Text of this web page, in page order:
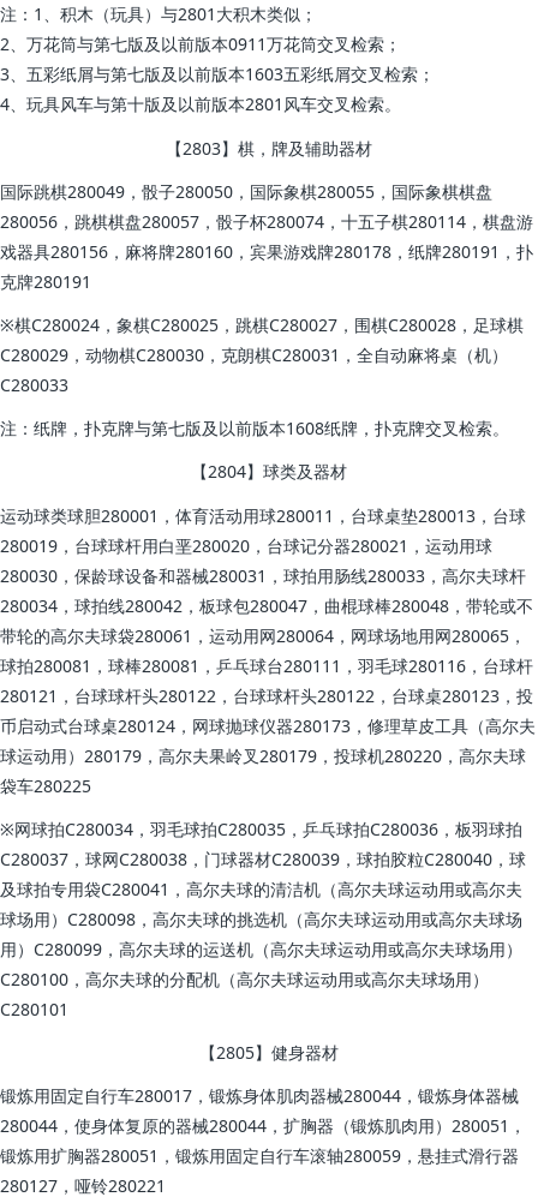
注：1、积木（玩具）与2801大积木类似；
2、万花筒与第七版及以前版本0911万花筒交叉检索；
3、五彩纸屑与第七版及以前版本1603五彩纸屑交叉检索；
4、玩具风车与第十版及以前版本2801风车交叉检索。
【2803】棋，牌及辅助器材
国际跳棋280049，骰子280050，国际象棋280055，国际象棋棋盘
280056，跳棋棋盘280057，骰子杯280074，十五子棋280114，棋盘游
戏器具280156，麻将牌280160，宾果游戏牌280178，纸牌280191，扑
克牌280191
※棋C280024，象棋C280025，跳棋C280027，围棋C280028，足球棋
C280029，动物棋C280030，克朗棋C280031，全自动麻将桌（机）
C280033
注：纸牌，扑克牌与第七版及以前版本1608纸牌，扑克牌交叉检索。
【2804】球类及器材
运动球类球胆280001，体育活动用球280011，台球桌垫280013，台球
280019，台球球杆用白垩280020，台球记分器280021，运动用球
280030，保龄球设备和器械280031，球拍用肠线280033，高尔夫球杆
280034，球拍线280042，板球包280047，曲棍球棒280048，带轮或不
带轮的高尔夫球袋280061，运动用网280064，网球场地用网280065，
球拍280081，球棒280081，乒乓球台280111，羽毛球280116，台球杆
280121，台球球杆头280122，台球球杆头280122，台球桌280123，投
币启动式台球桌280124，网球抛球仪器280173，修理草皮工具（高尔夫
球运动用）280179，高尔夫果岭叉280179，投球机280220，高尔夫球
袋车280225
※网球拍C280034，羽毛球拍C280035，乒乓球拍C280036，板羽球拍
C280037，球网C280038，门球器材C280039，球拍胶粒C280040，球
及球拍专用袋C280041，高尔夫球的清洁机（高尔夫球运动用或高尔夫
球场用）C280098，高尔夫球的挑选机（高尔夫球运动用或高尔夫球场
用）C280099，高尔夫球的运送机（高尔夫球运动用或高尔夫球场用）
C280100，高尔夫球的分配机（高尔夫球运动用或高尔夫球场用）
C280101
【2805】健身器材
锻炼用固定自行车280017，锻炼身体肌肉器械280044，锻炼身体器械
280044，使身体复原的器械280044，扩胸器（锻炼肌肉用）280051，
锻炼用扩胸器280051，锻炼用固定自行车滚轴280059，悬挂式滑行器
280127，哑铃280221